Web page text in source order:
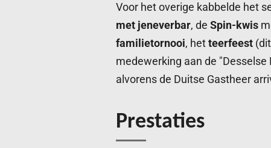
Voor het overige kabbelde het
met jeneverbar, de Spin-kwis
familietornooi, hetteerfeest
medewerking aan de "Desselse
alvorens de Duitse Gastheer
Prestaties